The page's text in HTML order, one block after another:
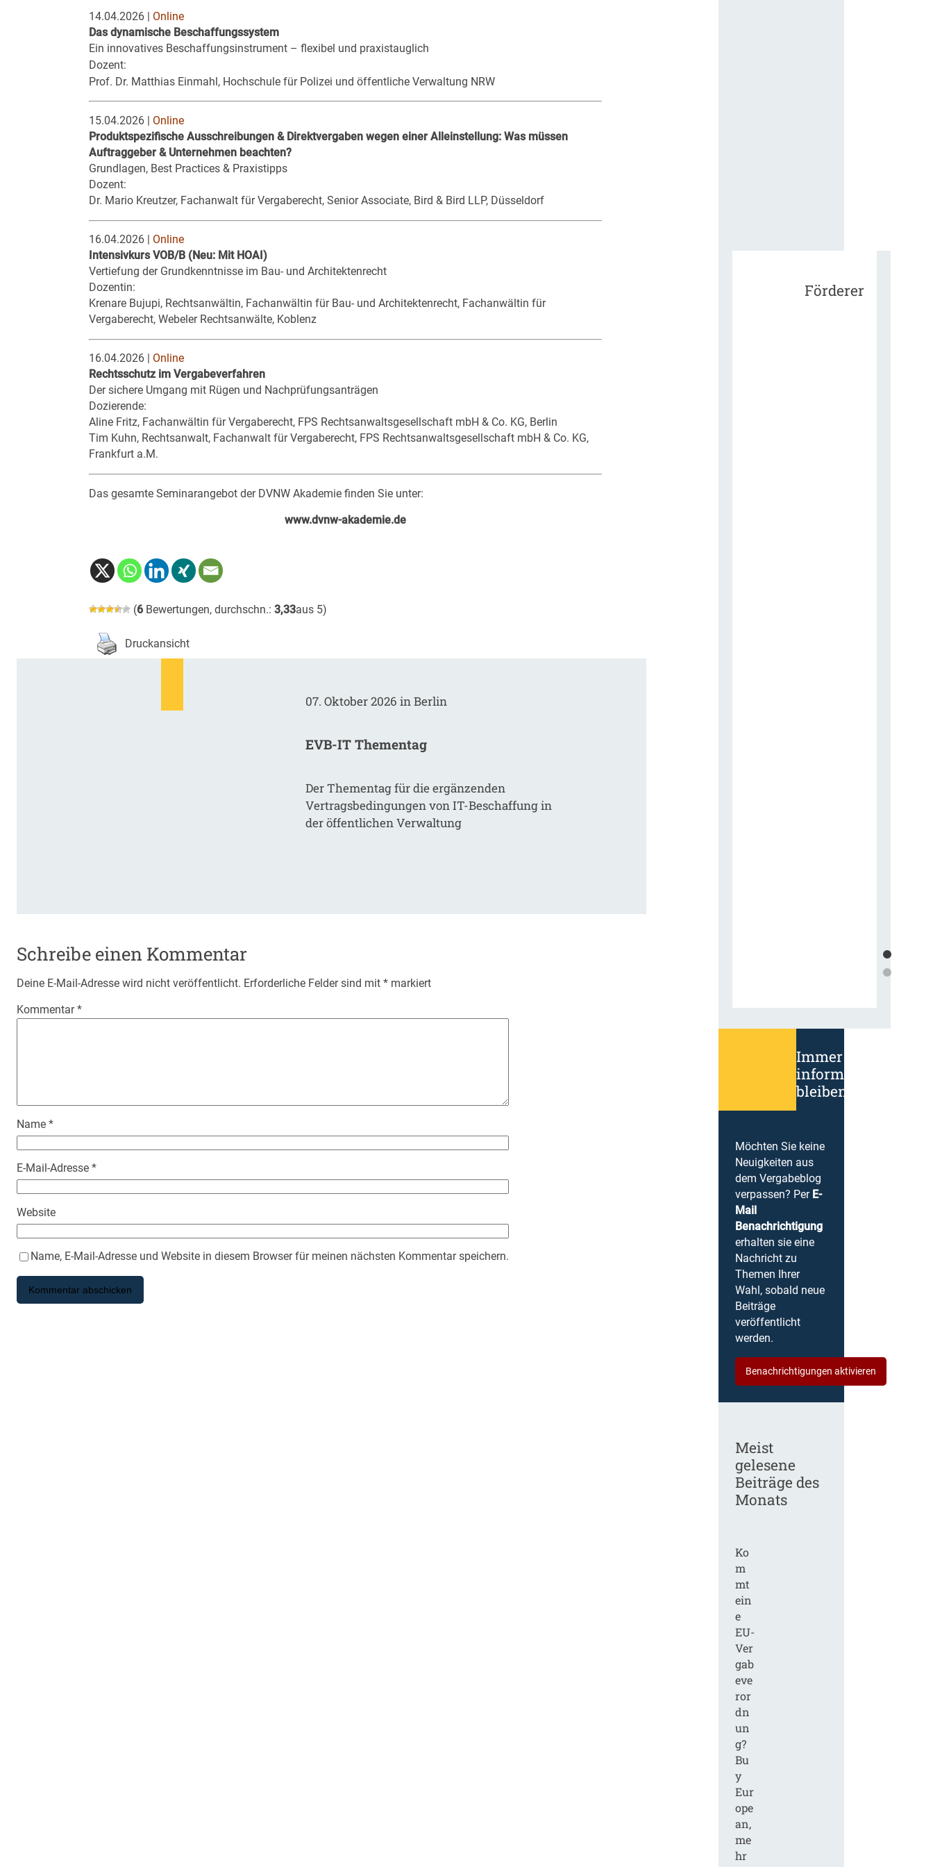
14.04.2026 | Online
Das dynamische Beschaffungssystem
Ein innovatives Beschaffungsinstrument – flexibel und praxistauglich
Dozent:
Prof. Dr. Matthias Einmahl, Hochschule für Polizei und öffentliche Verwaltung NRW
15.04.2026 | Online
Produktspezifische Ausschreibungen & Direktvergaben wegen einer Alleinstellung: Was müssen
Auftraggeber & Unternehmen beachten?
Grundlagen, Best Practices & Praxistipps
Dozent:
Dr. Mario Kreutzer, Fachanwalt für Vergaberecht, Senior Associate, Bird & Bird LLP, Düsseldorf
16.04.2026 | Online
Intensivkurs VOB/B (Neu: Mit HOAI)
Vertiefung der Grundkenntnisse im Bau- und Architektenrecht
Dozentin:
Krenare Bujupi, Rechtsanwältin, Fachanwältin für Bau- und Architektenrecht, Fachanwältin für
Vergaberecht, Webeler Rechtsanwälte, Koblenz
16.04.2026 | Online
Rechtsschutz im Vergabeverfahren
Der sichere Umgang mit Rügen und Nachprüfungsanträgen
Dozierende:
Aline Fritz, Fachanwältin für Vergaberecht, FPS Rechtsanwaltsgesellschaft mbH & Co. KG, Berlin
Tim Kuhn, Rechtsanwalt, Fachanwalt für Vergaberecht, FPS Rechtsanwaltsgesellschaft mbH & Co. KG,
Frankfurt a.M.
Das gesamte Seminarangebot der DVNW Akademie finden Sie unter:
www.dvnw-akademie.de
(6 Bewertungen, durchschn.: 3,33aus 5)
Druckansicht
07. Oktober 2026 in Berlin
EVB-IT Thementag
Der Thementag für die ergänzenden
Vertragsbedingungen von IT-Beschaffung in
der öffentlichen Verwaltung
Schreibe einen Kommentar
Deine E-Mail-Adresse wird nicht veröffentlicht. Erforderliche Felder sind mit * markiert
Kommentar*
Name *
E-Mail-Adresse *
Website
Name, E-Mail-Adresse und Website in diesem Browser für meinen nächsten Kommentar speichern.
Förderer
Immer
informiert
bleiben!
Möchten Sie keine
Neuigkeiten aus
dem Vergabeblog
verpassen? Per E-
Mail
Benachrichtigung
erhalten sie eine
Nachricht zu
Themen Ihrer
Wahl, sobald neue
Beiträge
veröffentlicht
werden.
Benachrichtigungen aktivieren
Meist
gelesene
Beiträge des
Monats
Ko
m
mt
ein
e
EU-
Ver
gab
eve
ror
dn
un
g?
Bu
y
Eur
ope
an,
me
hr